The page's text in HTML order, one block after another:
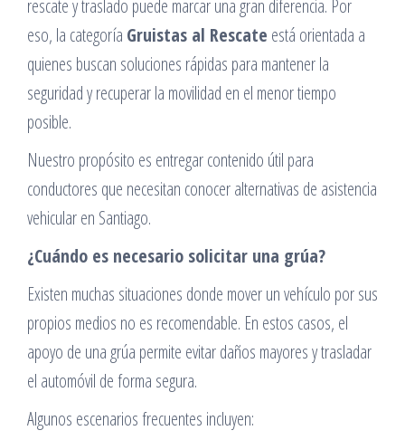
rescate y traslado puede marcar una gran diferencia. Por
eso, la categoría Gruistas al Rescate está orientada a
quienes buscan soluciones rápidas para mantener la
seguridad y recuperar la movilidad en el menor tiempo
posible.
Nuestro propósito es entregar contenido útil para
conductores que necesitan conocer alternativas de asistencia
vehicular en Santiago.
¿Cuándo es necesario solicitar una grúa?
Existen muchas situaciones donde mover un vehículo por sus
propios medios no es recomendable. En estos casos, el
apoyo de una grúa permite evitar daños mayores y trasladar
el automóvil de forma segura.
Algunos escenarios frecuentes incluyen: